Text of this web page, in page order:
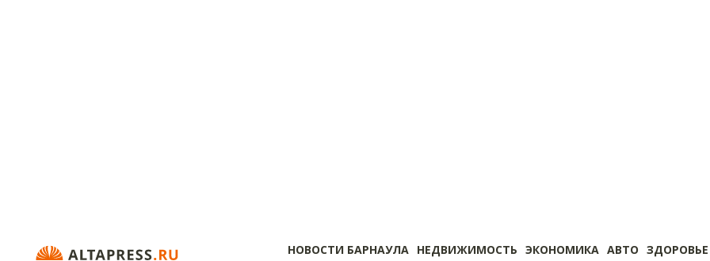
НОВОСТИ БАРНАУЛА НЕДВИЖИМОСТЬ ЭКОНОМИКА АВТО ЗДОРОВЬЕ